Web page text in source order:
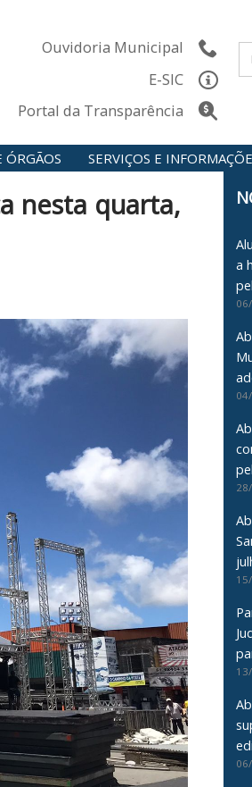
Ouvidoria Municipal
E-SIC
Portal da Transparência
ÓRGÃOS SERVIÇOS E
nesta quarta,
a